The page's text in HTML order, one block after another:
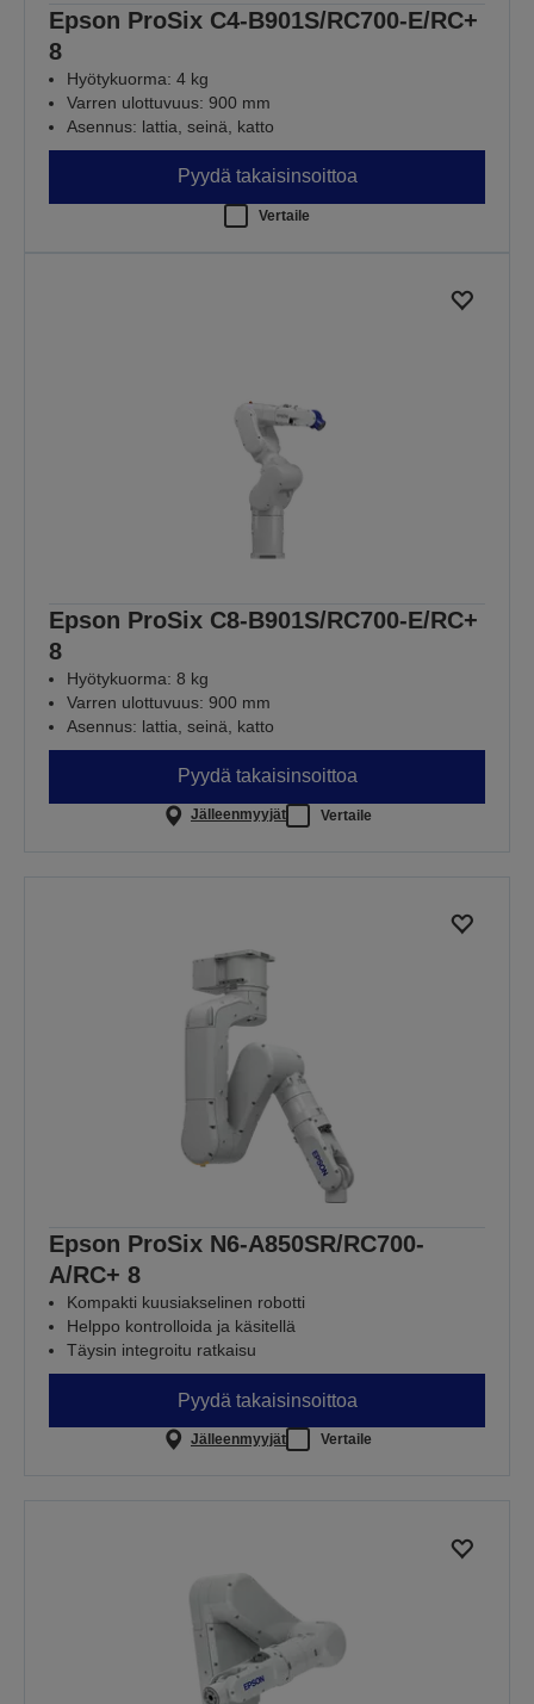
Epson ProSix C4-B901S/RC700-E/RC+
8
Hyötykuorma: 4 kg
Varren ulottuvuus: 900 mm
Asennus: lattia, seinä, katto
Pyydä takaisinsoittoa
Vertaile
Epson ProSix C8-B901S/RC700-E/RC+
8
Hyötykuorma: 8 kg
Varren ulottuvuus: 900 mm
Asennus: lattia, seinä, katto
Pyydä takaisinsoittoa
Jälleenmyyjät Vertaile
Epson ProSix N6-A850SR/RC700-
A/RC+ 8
Kompakti kuusiakselinen robotti
Helppo kontrolloida ja käsitellä
Täysin integroitu ratkaisu
Pyydä takaisinsoittoa
Jälleenmyyjät Vertaile